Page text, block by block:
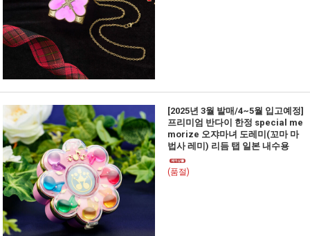
[2025년 3월 발매/4~5월 입고예정]
프리미엄 반다이 한정 special me
morize 오쟈마녀 도레미(꼬마 마
법사 레미) 리듬 탭 일본 내수용
(품절)